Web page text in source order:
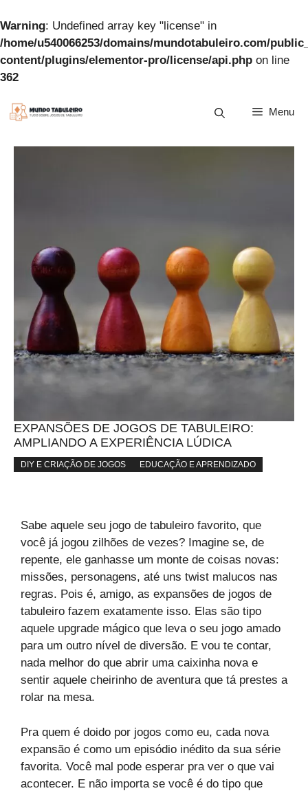
Warning: Undefined array key "license" in
/home/u540066253/domains/mundotabuleiro.com/
content/plugins/elementor-pro/license/api.php on line
362
para
conteúdo
Menu
EXPANSÕES DE JOGOS DE TABULEIRO:
AMPLIANDO A EXPERIÊNCIA LÚDICA
DIY E CRIAÇÃO DE JOGOS EDUCAÇÃO E APRENDIZADO
Sabe aquele seu jogo de tabuleiro favorito, que
você já jogou zilhões de vezes? Imagine se, de
repente, ele ganhasse um monte de coisas novas:
missões, personagens, até uns twist malucos nas
regras. Pois é, amigo, as expansões de jogos de
tabuleiro fazem exatamente isso. Elas são tipo
aquele upgrade mágico que leva o seu jogo amado
para um outro nível de diversão. E vou te contar,
nada melhor do que abrir uma caixinha nova e
sentir aquele cheirinho de aventura que tá prestes a
rolar na mesa.
Pra quem é doido por jogos como eu, cada nova
expansão é como um episódio inédito da sua série
favorita. Você mal pode esperar pra ver o que vai
acontecer. E não importa se você é do tipo que